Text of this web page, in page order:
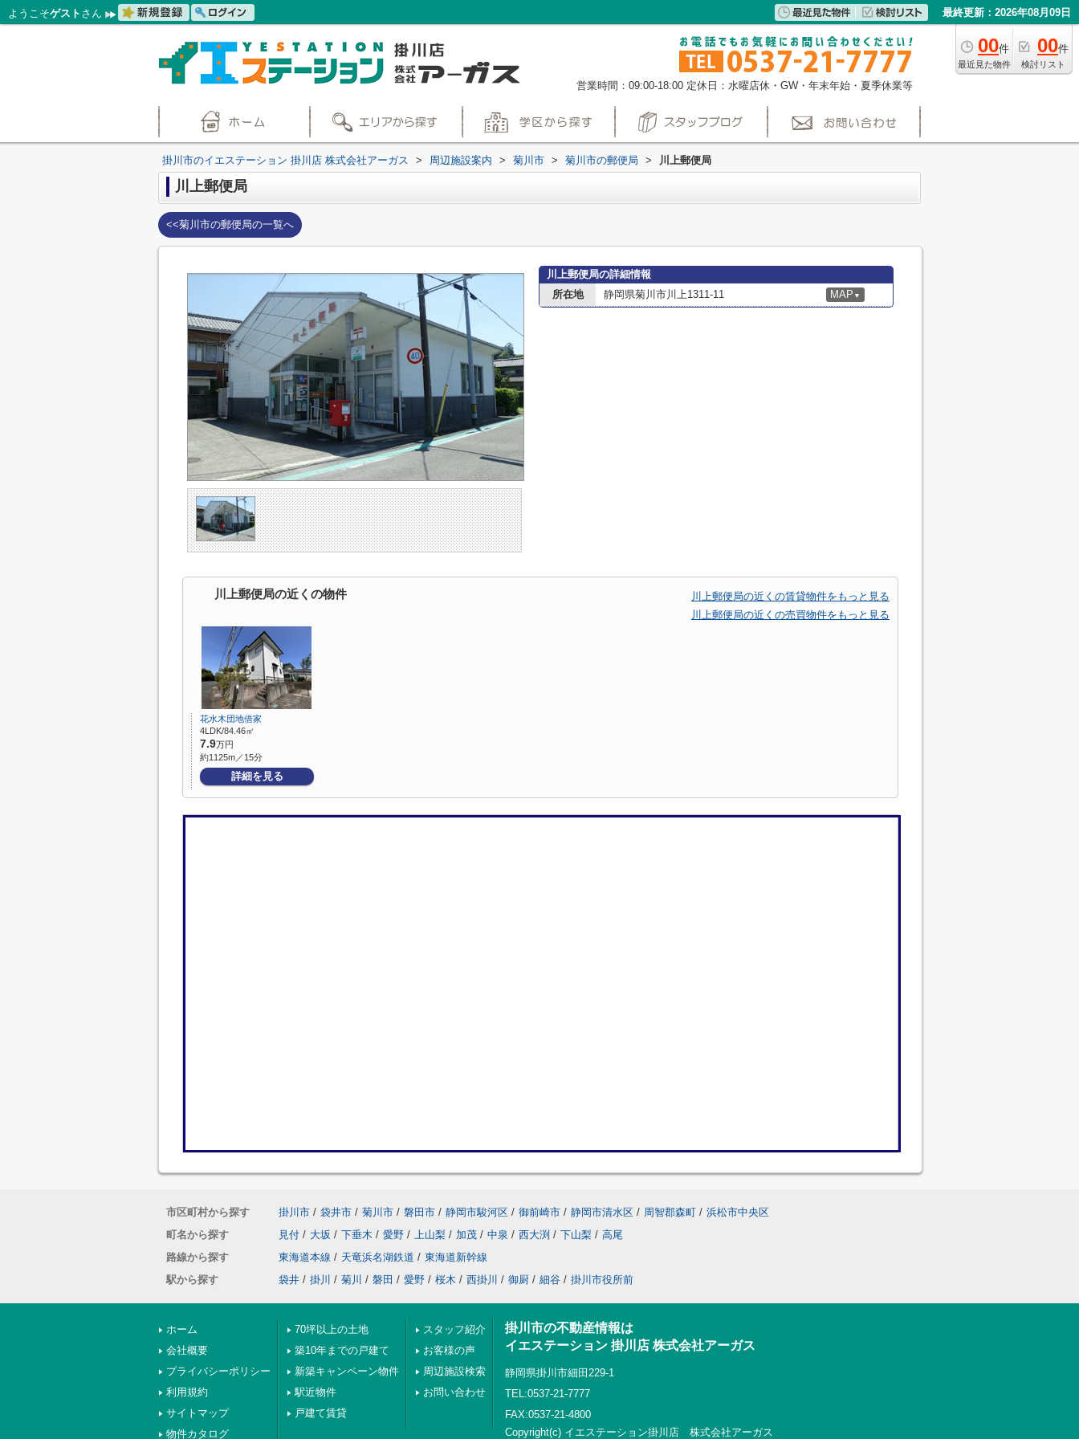
ようこそゲスト さん 最終更新：2026年08月09日
00件
最近見た物件
00件
検討リスト
営業時間：09:00-18:00 定休日：水曜店休・GW・年末年始・夏季休業等
掛川市のイエステーション 掛川店 株式会社アーガス > 周辺施設案内 > 菊川市 > 菊川市の郵便局 > 川上郵便局
川上郵便局
<<菊川市の郵便局の一覧へ
川上郵便局の詳細情報
所在地
静岡県菊川市川上1311-11 MAP ▼
川上郵便局の近くの物件
川上郵便局の近くの賃貸物件をもっと見る
川上郵便局の近くの売買物件をもっと見る
花水木団地借家
4LDK/84.46㎡
7.9万円
約1125m／15分
詳細を見る
市区町村から探す 掛川市 / 袋井市 / 菊川市 / 磐田市 / 静岡市駿河区 / 御前崎市 / 静岡市清水区 / 周智郡森町 / 浜松市中央区
町名から探す
見付 / 大坂 / 下垂木 / 愛野 / 上山梨 / 加茂 / 中泉 / 西大渕 / 下山梨 / 高尾
路線から探す
東海道本線 / 天竜浜名湖鉄道 / 東海道新幹線
駅から探す
袋井 / 掛川 / 菊川 / 磐田 / 愛野 / 桜木 / 西掛川 / 御厨 / 細谷 / 掛川市役所前
ホーム
会社概要
プライバシーポリシー
利用規約
サイトマップ
物件カタログ
70坪以上の土地
築10年までの戸建て
新築キャンペーン物件
駅近物件
戸建て賃貸
スタッフ紹介
お客様の声
周辺施設検索
お問い合わせ
掛川市の不動産情報は
イエステーション 掛川店 株式会社アーガス
静岡県掛川市細田229-1
TEL:0537-21-7777
FAX:0537-21-4800
Copyright(c) イエステーション掛川店 株式会社アーガス